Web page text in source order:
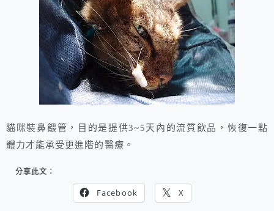
貓咪裝鼻餵管，目的是提供3~5天內的流質飲品，恢復一點
體力才能承受更進階的醫療。
分享此文：
Facebook X